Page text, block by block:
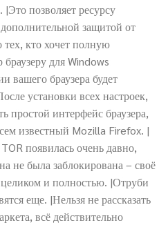
позволяет ресурсу
защитой от
кто хочет полную
для Windows
вашего браузера будет
установки всех настроек,
простой интерфейс браузера,
известный Mozilla Firefox. |
появилась очень давно,
не была заблокирована – своё
и полностью. |Отруби
еще. |Нельзя не рассказать
всё действительно